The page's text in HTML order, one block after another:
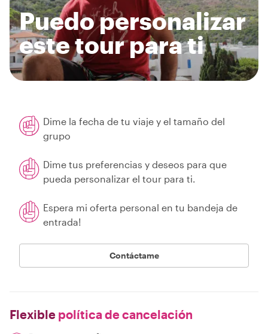
Puedo personalizar
este tour para ti
Dime la fecha de tu viaje y el tamaño del
grupo
Dime tus preferencias y deseos para que
pueda personalizar el tour para ti.
Espera mi oferta personal en tu bandeja de
entrada!
Contáctame
Flexible política de cancelación